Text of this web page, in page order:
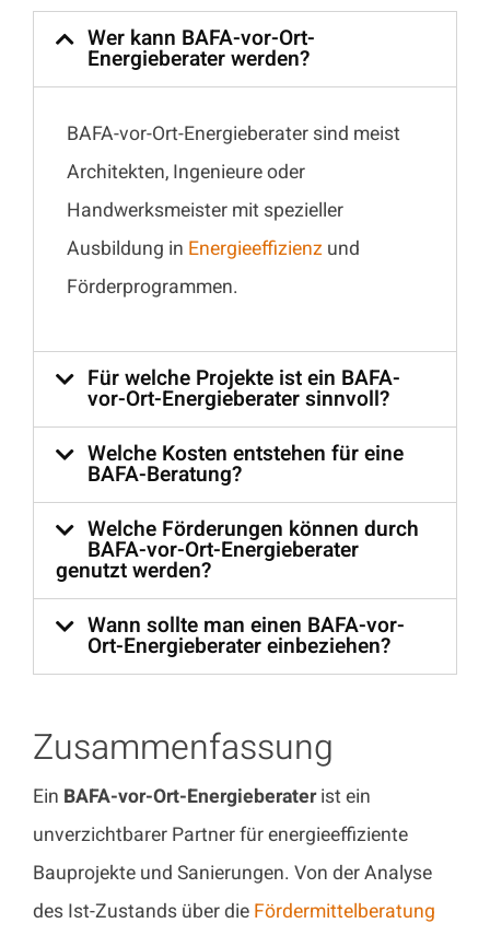
Wer kann BAFA-vor-Ort-
Energieberater werden?
BAFA-vor-Ort-Energieberater sind meist
Architekten, Ingenieure oder
Handwerksmeister mit spezieller
Ausbildung in Energieeffizienz und
Förderprogrammen.
Für welche Projekte ist ein BAFA-
vor-Ort-Energieberater sinnvoll?
Welche Kosten entstehen für eine
BAFA-Beratung?
Welche Förderungen können durch
BAFA-vor-Ort-Energieberater
genutzt werden?
Wann sollte man einen BAFA-vor-
Ort-Energieberater einbeziehen?
Zusammenfassung
Ein BAFA-vor-Ort-Energieberaterist ein
unverzichtbarer Partner für energieeffiziente
Bauprojekte und Sanierungen. Von der Analyse
des Ist-Zustands über die Fördermittelberatung